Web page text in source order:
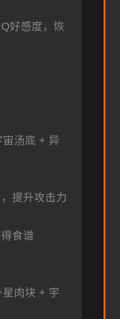
好感度，恢
汤底 + 异
提升攻击力
食谱
肉块 + 宇